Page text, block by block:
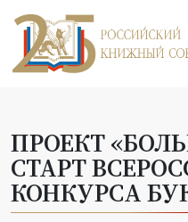
ПРОЕКТ
СТАРТ
КОНКУРСА